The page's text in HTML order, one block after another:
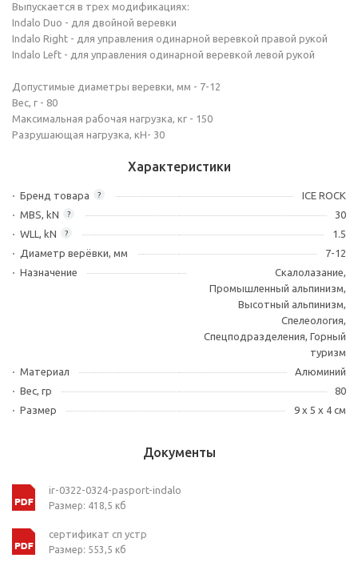
Выпускается в трех модификациях:
Indalo Duo - для двойной веревки
Indalo Right - для управления одинарной веревкой правой рукой
Indalo Left - для управления одинарной веревкой левой рукой
Допустимые диаметры веревки, мм - 7-12
Вес, г - 80
Максимальная рабочая нагрузка, кг - 150
Разрушающая нагрузка, кН- 30
Характеристики
?
Бренд товара ICE ROCK
?
MBS, kN 30
?
WLL, kN
1.5
Диаметр верёвки, мм
7-12
Назначение
Скалолазание,
Промышленный альпинизм,
Высотный альпинизм,
Спелеология,
Спецподразделения, Горный
туризм
Материал
Алюминий
Вес, гр
80
Размер
9 х 5 х 4 см
Документы
ir-0322-0324-pasport-indalo
Размер: 418,5 кб
сертификат сп устр
Размер: 553,5 кб